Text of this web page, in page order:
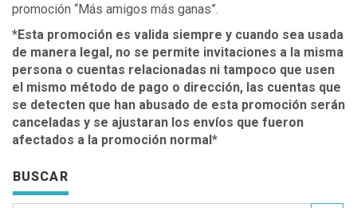
promoción “Más amigos más ganas”.
*Esta promoción es valida siempre y cuando sea usada
de manera legal, no se permite invitaciones a la misma
persona o cuentas relacionadas ni tampoco que usen
el mismo método de pago o dirección, las cuentas que
se detecten que han abusado de esta promoción serán
canceladas y se ajustaran los envíos que fueron
afectados a la promoción normal*
BUSCAR